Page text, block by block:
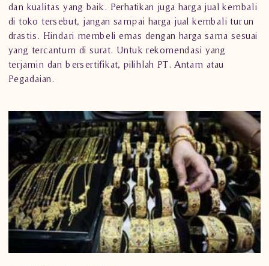
dan kualitas yang baik. Perhatikan juga harga jual kembali
di toko tersebut, jangan sampai harga jual kembali turun
drastis. Hindari membeli emas dengan harga sama sesuai
yang tercantum di surat. Untuk rekomendasi yang
terjamin dan bersertifikat, pilihlah PT. Antam atau
Pegadaian.